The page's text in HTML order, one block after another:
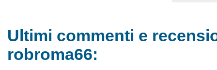
Ultimi commenti e
robroma66: